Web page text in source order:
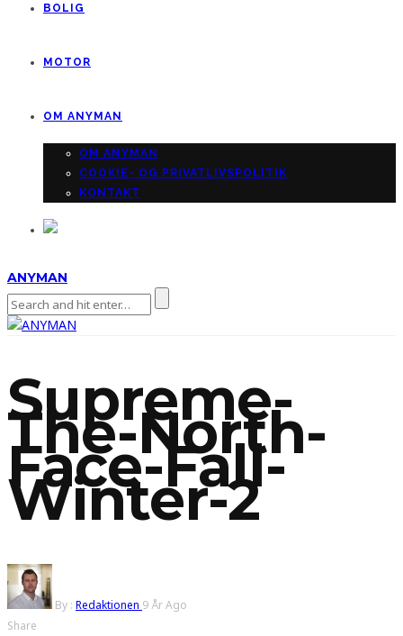
BOLIG
MOTOR
OM ANYMAN
OM ANYMAN
COOKIE- OG PRIVATLIVSPOLITIK
KONTAKT
ANYMAN
Supreme-
The-North-
Face-Fall-
Winter-2
By : Redaktionen 9 År Ago
Share